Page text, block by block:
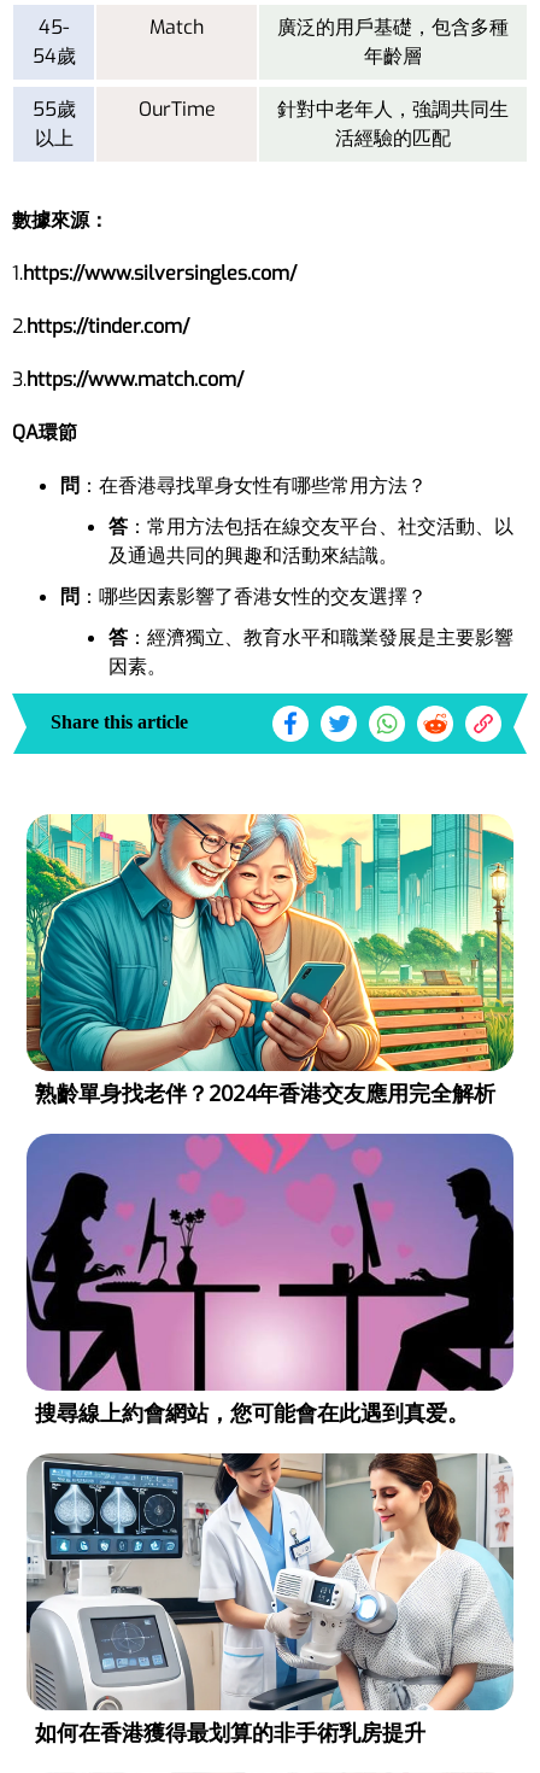
45-
54歲
Match
廣泛的用戶基礎，包含多種
年齡層
55歲
以上
OurTime
針對中老年人，強調共同生
活經驗的匹配
數據來源：
1.https://www.silversingles.com/
2.https://tinder.com/
3.https://www.match.com/
QA環節
問 ：在香港尋找單身女性有哪些常用方法？
答 ：常用方法包括在線交友平台、社交活動、以
及通過共同的興趣和活動來結識。
問 ：哪些因素影響了香港女性的交友選擇？
答 ：經濟獨立、教育水平和職業發展是主要影響
因素。
Share this article
熟齡單身找老伴？2024年香港交友應用完全解析
搜尋線上約會網站，您可能會在此遇到真爱。
如何在香港獲得最划算的非手術乳房提升